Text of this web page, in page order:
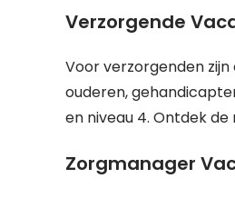
Verzorgende
Voor verzorgenden
ouderen,
en niveau 4. Ontdek
Zorgmanager